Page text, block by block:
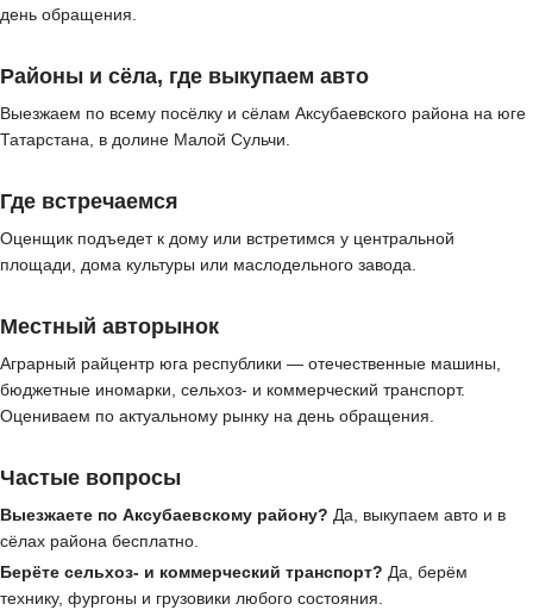
день обращения.
Районы и сёла, где выкупаем авто
Выезжаем по всему посёлку и сёлам Аксубаевского района на юге
Татарстана, в долине Малой Сульчи.
Где встречаемся
Оценщик подъедет к дому или встретимся у центральной
площади, дома культуры или маслодельного завода.
Местный авторынок
Аграрный райцентр юга республики — отечественные машины,
бюджетные иномарки, сельхоз- и коммерческий транспорт.
Оцениваем по актуальному рынку на день обращения.
Частые вопросы
Выезжаете по Аксубаевскому району? Да, выкупаем авто и в
сёлах района бесплатно.
Берёте сельхоз- и коммерческий транспорт? Да, берём
технику, фургоны и грузовики любого состояния.